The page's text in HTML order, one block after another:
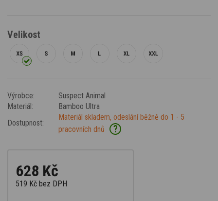
Velikost
Výrobce:
Suspect Animal
Materiál:
Bamboo Ultra
Dostupnost:
Materiál skladem, odeslání běžně do 1 - 5
pracovních dnů
?
628 Kč
519 Kč bez DPH